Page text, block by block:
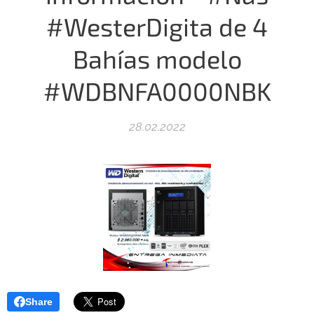
#WesterDigita de 4
Bahías modelo
#WDBNFA0000NBK
28.02.2022
Share